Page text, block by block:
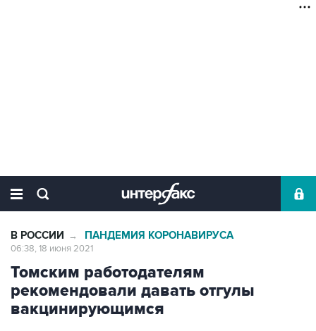
В РОССИИ → ПАНДЕМИЯ КОРОНАВИРУСА
06:38, 18 июня 2021
Томским работодателям
рекомендовали давать отгулы
вакцинирующимся